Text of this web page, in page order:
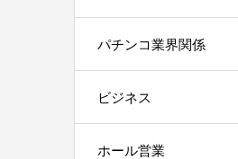
パチンコ業界関係
ビジネス
ホール営業